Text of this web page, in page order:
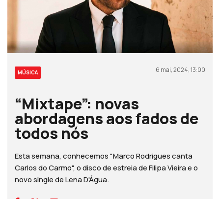
MÚSICA 6 mai, 2024, 13:00
“Mixtape”: novas
abordagens aos fados de
todos nós
Esta semana, conhecemos "Marco Rodrigues canta
Carlos do Carmo", o disco de estreia de Filipa Vieira e o
novo single de Lena D'Água.